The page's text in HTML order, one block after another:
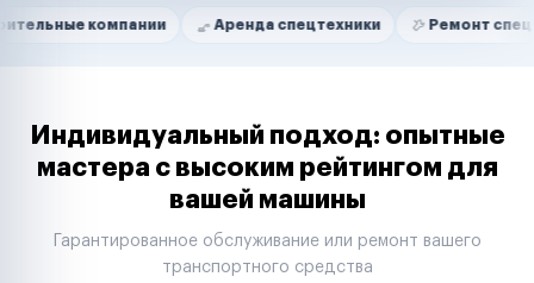
Нам доверяют
Аренда спецтехники Ремонт спецтехники
Маркетплейсы
Таксопарки
Автодилеры
Строительные компании
Аренда спецтехники
Индивидуальный подход: опытные
мастера с высоким рейтингом для
вашей машины
Гарантированное обслуживание или ремонт вашего
транспортного средства